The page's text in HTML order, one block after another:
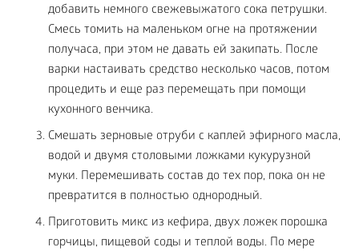
добавить немного свежевыжатого сока петрушки.
Смесь томить на маленьком огне на протяжении
получаса, при этом не давать ей закипать. После
варки настаивать средство несколько часов, потом
процедить и еще раз перемещать при помощи
кухонного венчика.
Смешать зерновые отруби с каплей эфирного масла,
водой и двумя столовыми ложками кукурузной
муки. Перемешивать состав до тех пор, пока он не
превратится в полностью однородный.
Приготовить микс из кефира, двух ложек порошка
горчицы, пищевой соды и теплой воды. По мере